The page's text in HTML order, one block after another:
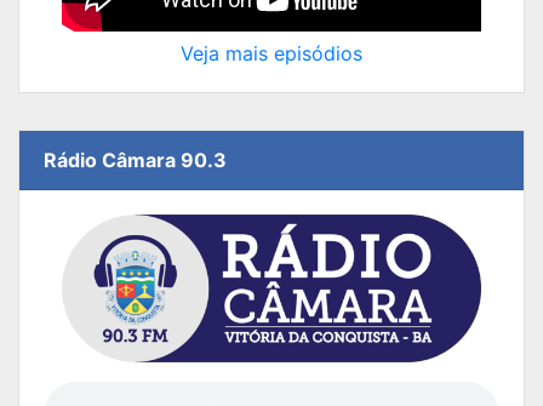
Veja mais episódios
Rádio Câmara 90.3